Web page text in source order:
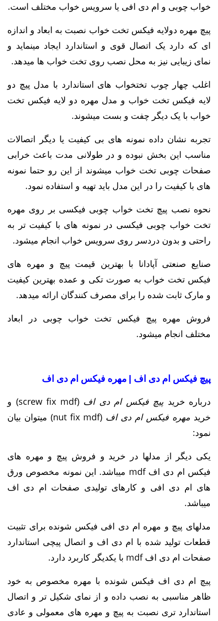
خواب چوبی و ام دی افی یا سرویس خواب مختلف است.
پیچ‌ مهره دولایه فیکس تخت خواب نصبت به ابعاد و اندازه
ای که دارد یک اتصال قوی و استاندارد ایجاد مینماید و
نمای زیبایی نیز به محل نصب روی تخت خواب ها میدهد.
اغلب چهار چوب تختخواب های استاندارد با مدل پیچ دو
لایه فیکس تخت خواب و مدل مهره دو لایه فیکس تخت
خواب با یک دیگر چفت و بست میشوند.
تجربه نشان داده نمونه های بی کیفیت یا دیگر اتصالات
مناسب این بخش نبوده و در طولانی مدت باعث خرابی
صفحات چوبی تخت خواب میشوند از این رو حتما نمونه
های با کیفیت را در این مدل باید تهیه و استفاده نمود.
نحوه نصب پیچ تخت خواب چوبی فیکسی بر روی مهره
تخت خواب چوبی فیکسی در نمونه های با کیفیت تر به
راحتی و بدون دردسر روی سرویس خواب انجام میشود.
صنایع صنعتی آپادانا با بهترین قیمت پیچ و مهره های
فیکس تخت خواب به صورت تکی و عمده بهترین کیفیت
و مارک ثابت شده را برای مصرف کنندگان ارائه میدهد.
فروش مهره پیچ فیکس تخت خواب چوبی در ابعاد
مختلف انجام میشود.
پیچ فیکس ام دی اف | مهره فیکس ام دی اف
درباره خرید پیچ فیکس ام دی اف
(screw fix mdf) و
خرید مهره فیکس ام دی اف
(nut fix mdf) میتوان بیان
نمود:
یکی دیگر از مدلها در خرید و فروش پیچ و مهره های
فیکس ام دی اف mdf میباشد. این نمونه مخصوص ورق
های ام دی افی و کارهای تولیدی صفحات ام دی اف
میباشد.
مدلهای پیچ و مهره ام دی افی فیکس شونده برای تثبیت
قطعات تولید شده با ام دی اف و اتصال پیچی استاندارد
صفحات ام دی اف mdf با یکدیگر کاربرد دارد.
پیچ ام دی اف فیکس شونده با مهره مخصوص به خود
ظاهر مناسبی به نصب داده و از نمای شکیل تر و اتصال
استاندارد تری نصبت به پیچ و مهره های معمولی و عادی